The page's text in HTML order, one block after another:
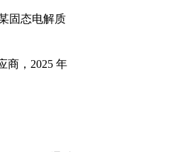
固态电解质
商，2025 年